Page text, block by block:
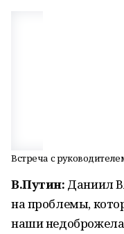
Встреча с
В.Путин: Даниил
на проблемы,
наши